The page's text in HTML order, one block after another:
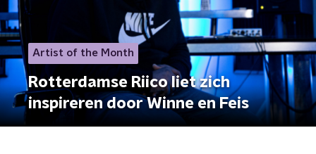
Artist of the Month
Rotterdamse Riico liet zich
inspireren door Winne en Feis